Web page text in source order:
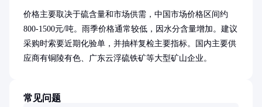
价格主要取决于硫含量和市场供需，中国市场价格区间约
800-1500元/吨。雨季价格通常较低，因水分含量增加。建议
采购时索要近期化验单，并抽样复检主要指标。国内主要供
应商有铜陵有色、广东云浮硫铁矿等大型矿山企业。
常见问题